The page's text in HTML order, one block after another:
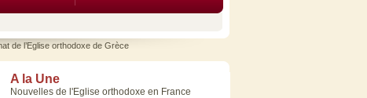
de l’Eglise orthodoxe de Grèce
A la Une
Nouvelles de l'Eglise orthodoxe en France